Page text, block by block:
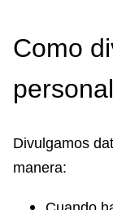
Como
Divulgamos
manera: